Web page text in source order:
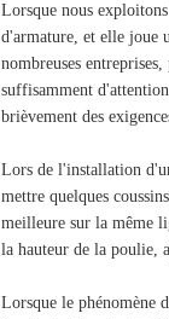
Lorsque nous
d'armature, et elle joue
nombreuses
suffisamment
brièvement des
Lors de l'installation
mettre quelques
meilleure sur la même
la hauteur de la poulie,
Lorsque le phénomène